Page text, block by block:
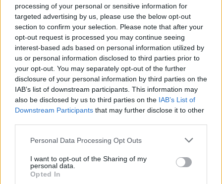
processing of your personal or sensitive information for
targeted advertising by us, please use the below opt-out
section to confirm your selection. Please note that after your
opt-out request is processed you may continue seeing
interest-based ads based on personal information utilized by
us or personal information disclosed to third parties prior to
your opt-out. You may separately opt-out of the further
disclosure of your personal information by third parties on the
IAB’s list of downstream participants. This information may
also be disclosed by us to third parties on the IAB’s List of
Downstream Participants that may further disclose it to other
Please note that this website/app uses one or more Google
not limited to your visit or usage behaviour. You may click to
grant or deny consent to Google and its third-party tags to
use your data for below specified purposes in below Google
Personal Data Processing Opt Outs
I want to opt-out of the Sharing of my
personal data.
Opted In
Condividi l'articolo
F
a
ce
b
o
o
k
T
w
it
te
r
Pi
n
te
re
st
W
h
at
s
A
p
p
S
h
a
re
Articolo precedente
Prossimo articolo
NOTIZIE RECENTI
Controlli rafforzati in Costa Smeralda, 20
arresti e 135 denunce